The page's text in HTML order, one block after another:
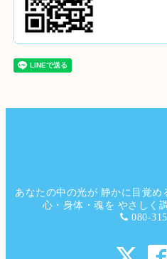
あなたの中の光が 静かに目覚
心・身体・魂を やさしく
080-